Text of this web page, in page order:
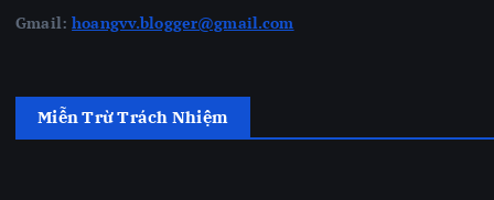
Gmail:hoangvv.blogger@gmail.com
Miễn Trừ Trách Nhiệm